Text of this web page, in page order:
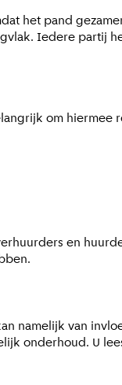
het pand
Iedere partij
om
en
namelijk van
onderhoud. U